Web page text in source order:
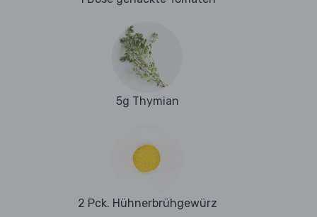
5g Thymian
2 Pck. Hühnerbrühgewürz